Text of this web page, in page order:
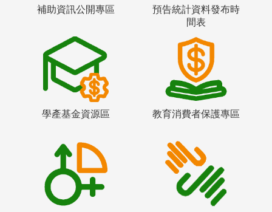
補助資訊公開專區
預告統計資料發布時
間表
學產基金資源區 教育消費者保護專區